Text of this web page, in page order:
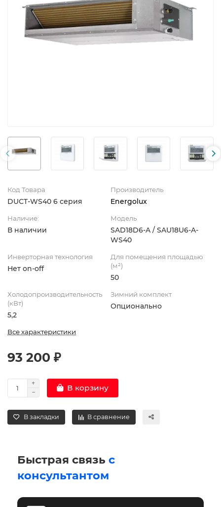
Код Товара
DUCT-WS40 6 серия
Производитель
Energolux
Наличие:
В наличии
Модель
SAD18D6-A / SAU18U6-A-
WS40
Инверторная технология
Нет on-off
Для помещения площадью
(м²)
50
Холодопроизводительность
(кВт)
5,2
Зимний комплект
Опционально
Все характеристики
93 200 ₽
В корзину
В закладки В сравнение
Быстрая связь с
консультантом